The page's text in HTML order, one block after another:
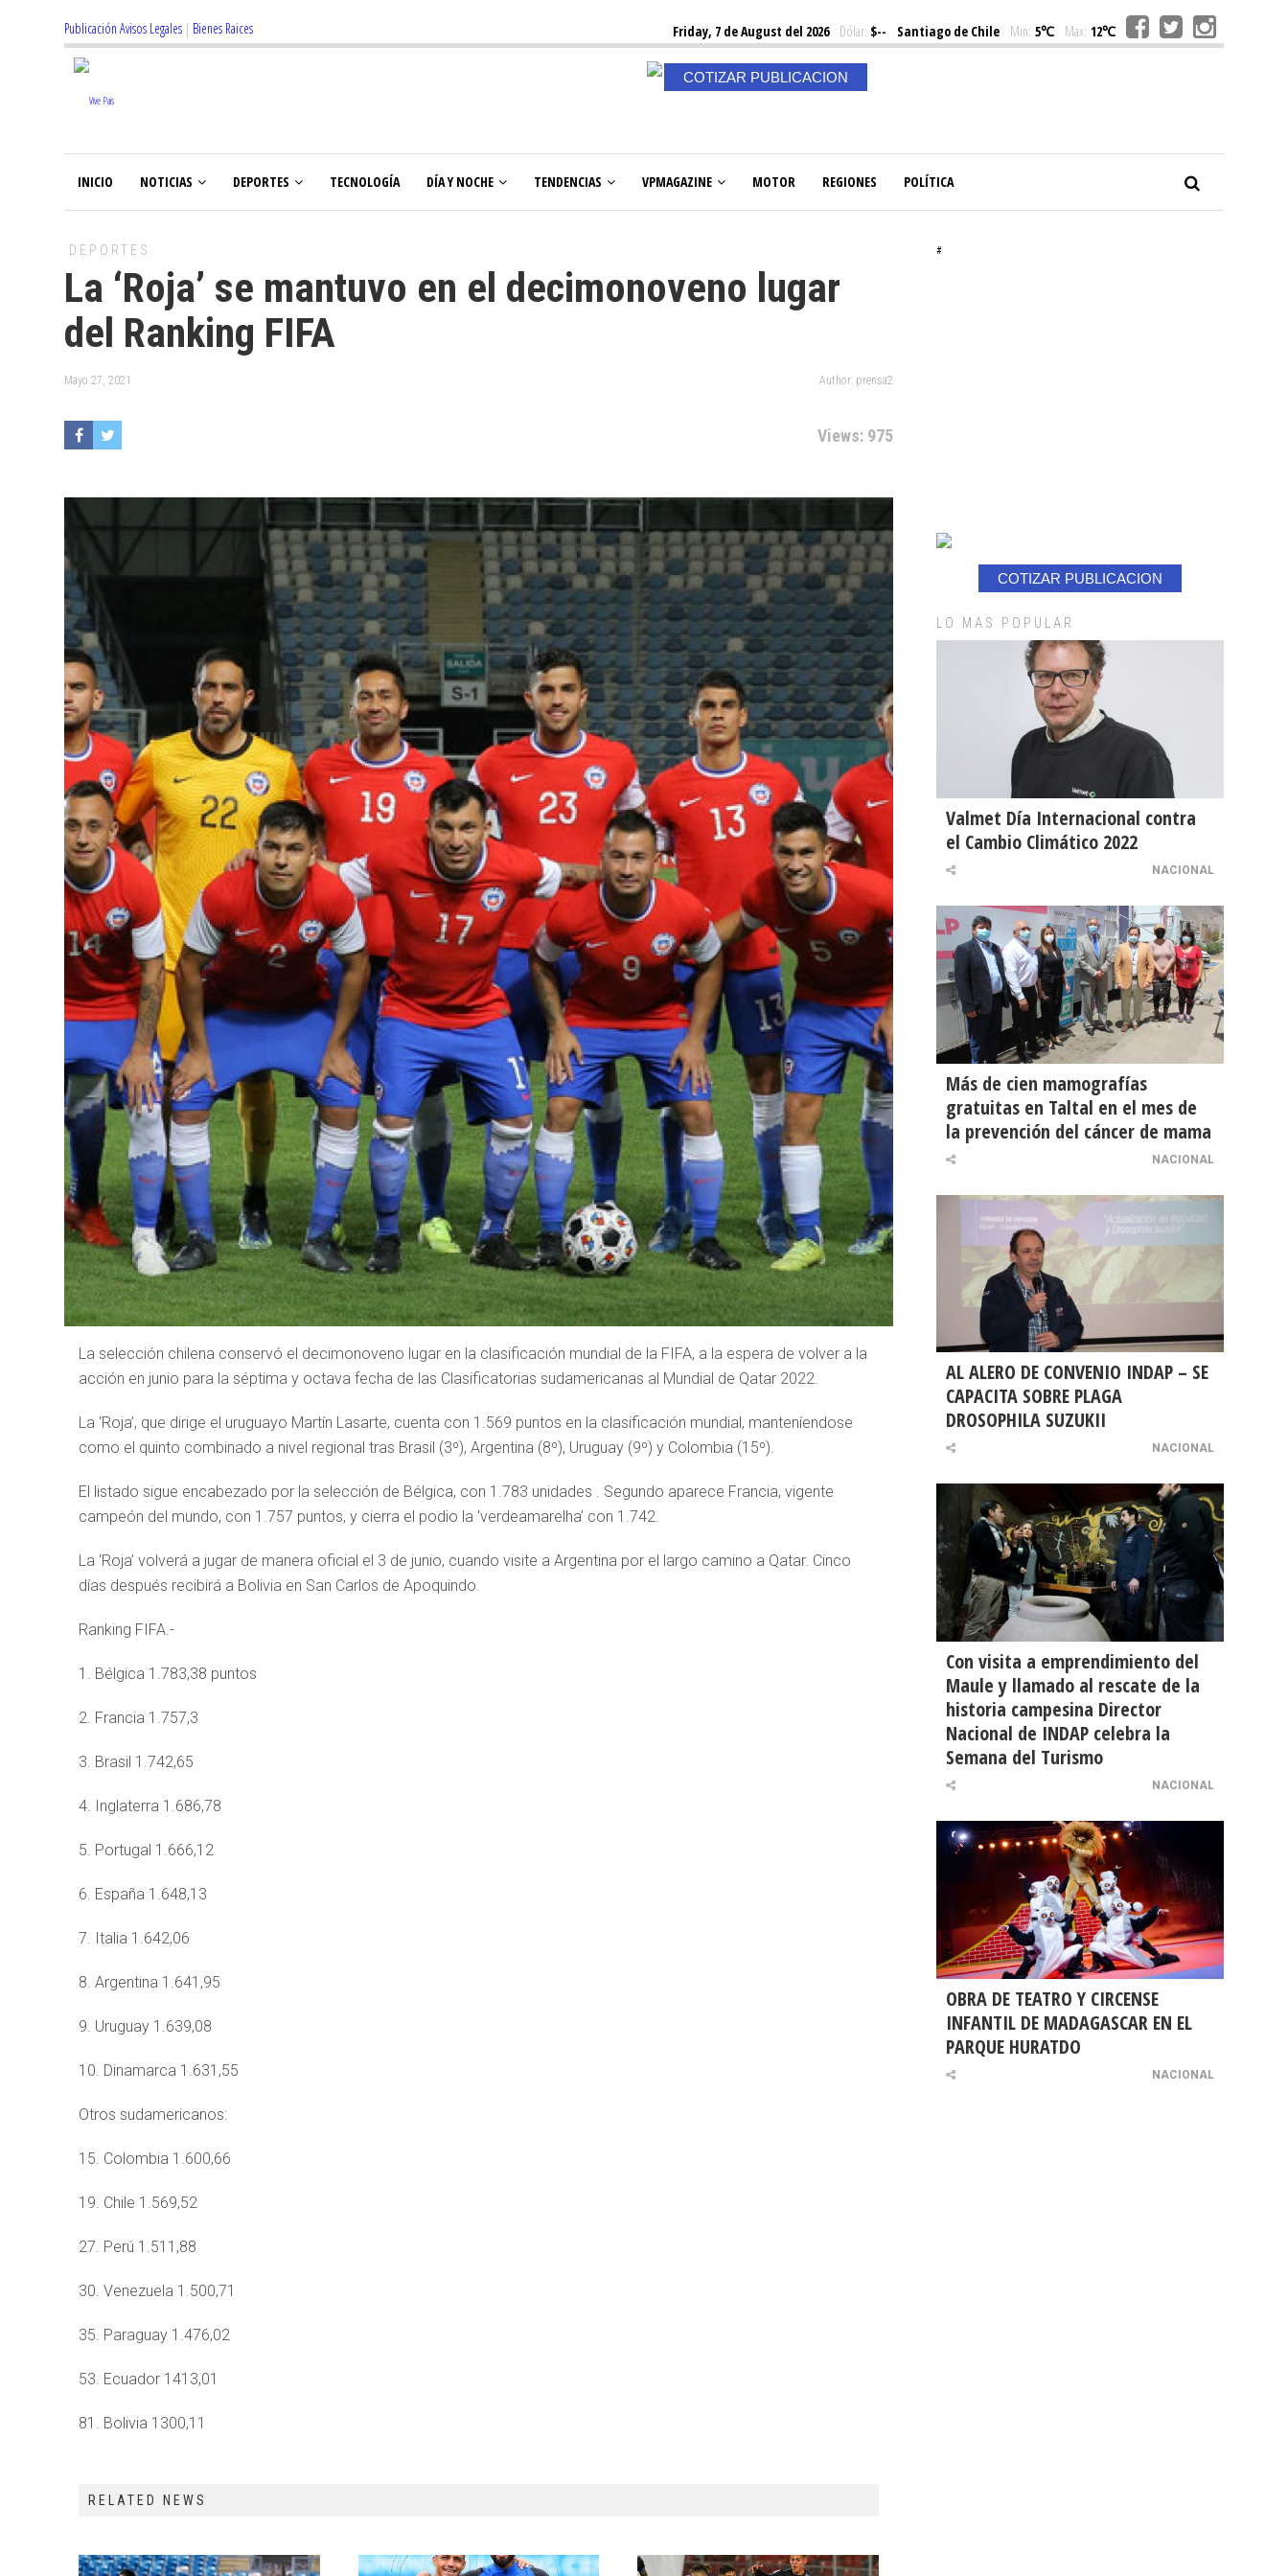
Publicación Avisos Legales | Bienes Raices Friday, 7 de August del 2026Dólar: $-- Santiago de Chile Min: 5℃ Max: 12℃
COTIZAR PUBLICACION
INICIO NOTICIAS DEPORTES TECNOLOGÍA DÍA Y NOCHE TENDENCIAS VPMAGAZINE MOTOR REGIONES POLÍTICA
DEPORTES
La ‘Roja’ se mantuvo en el decimonoveno lugar
del Ranking FIFA
Mayo 27, 2021 Author: prensa2
Views: 975
La selección chilena conservó el decimonoveno lugar en la clasificación mundial de la FIFA, a la espera de volver a la
acción en junio para la séptima y octava fecha de las Clasificatorias sudamericanas al Mundial de Qatar 2022.
La ‘Roja’, que dirige el uruguayo Martín Lasarte, cuenta con 1.569 puntos en la clasificación mundial, manteníendose
como el quinto combinado a nivel regional tras Brasil (3º), Argentina (8º), Uruguay (9º) y Colombia (15º).
El listado sigue encabezado por la selección de Bélgica, con 1.783 unidades . Segundo aparece Francia, vigente
campeón del mundo, con 1.757 puntos, y cierra el podio la ‘verdeamarelha’ con 1.742.
La ‘Roja’ volverá a jugar de manera oficial el 3 de junio, cuando visite a Argentina por el largo camino a Qatar. Cinco
días después recibirá a Bolivia en San Carlos de Apoquindo.
Ranking FIFA.-
1. Bélgica 1.783,38 puntos
2. Francia 1.757,3
3. Brasil 1.742,65
4. Inglaterra 1.686,78
5. Portugal 1.666,12
6. España 1.648,13
7. Italia 1.642,06
8. Argentina 1.641,95
9. Uruguay 1.639,08
10. Dinamarca 1.631,55
Otros sudamericanos:
15. Colombia 1.600,66
19. Chile 1.569,52
27. Perú 1.511,88
30. Venezuela 1.500,71
35. Paraguay 1.476,02
53. Ecuador 1413,01
81. Bolivia 1300,11
RELATED NEWS
#
COTIZAR PUBLICACION
LO MAS POPULAR
Valmet Día Internacional contra
el Cambio Climático 2022
NACIONAL
Más de cien mamografías
gratuitas en Taltal en el mes de
la prevención del cáncer de mama
NACIONAL
AL ALERO DE CONVENIO INDAP – SE
CAPACITA SOBRE PLAGA
DROSOPHILA SUZUKII
NACIONAL
Con visita a emprendimiento del
Maule y llamado al rescate de la
historia campesina Director
Nacional de INDAP celebra la
Semana del Turismo
NACIONAL
OBRA DE TEATRO Y CIRCENSE
INFANTIL DE MADAGASCAR EN EL
PARQUE HURATDO
NACIONAL